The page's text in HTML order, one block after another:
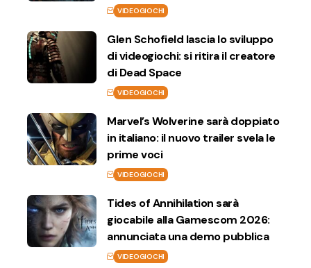
VIDEOGIOCHI
Glen Schofield lascia lo sviluppo
di videogiochi: si ritira il creatore
di Dead Space
VIDEOGIOCHI
Marvel’s Wolverine sarà doppiato
in italiano: il nuovo trailer svela le
prime voci
VIDEOGIOCHI
Tides of Annihilation sarà
giocabile alla Gamescom 2026:
annunciata una demo pubblica
VIDEOGIOCHI